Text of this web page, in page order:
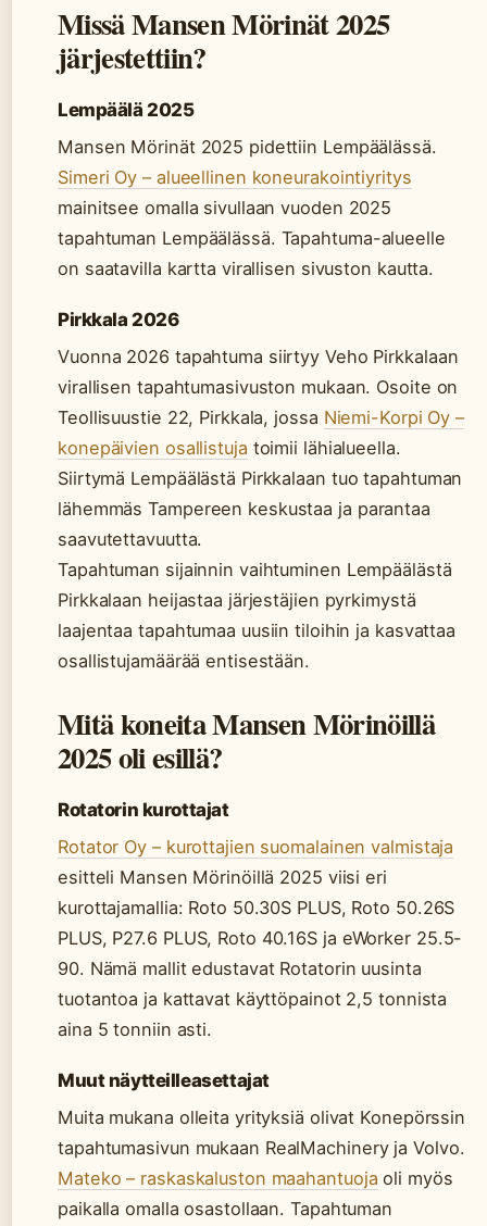
Missä Mansen Mörinät 2025
järjestettiin?
Lempäälä 2025
Mansen Mörinät 2025 pidettiin Lempäälässä.
Simeri Oy – alueellinen koneurakointiyritys
mainitsee omalla sivullaan vuoden 2025
tapahtuman Lempäälässä. Tapahtuma-alueelle
on saatavilla kartta virallisen sivuston kautta.
Pirkkala 2026
Vuonna 2026 tapahtuma siirtyy Veho Pirkkalaan
virallisen tapahtumasivuston mukaan. Osoite on
Teollisuustie 22, Pirkkala, jossa Niemi-Korpi Oy –
konepäivien osallistuja toimii lähialueella.
Siirtymä Lempäälästä Pirkkalaan tuo tapahtuman
lähemmäs Tampereen keskustaa ja parantaa
saavutettavuutta.
Tapahtuman sijainnin vaihtuminen Lempäälästä
Pirkkalaan heijastaa järjestäjien pyrkimystä
laajentaa tapahtumaa uusiin tiloihin ja kasvattaa
osallistujamäärää entisestään.
Mitä koneita Mansen Mörinöillä
2025 oli esillä?
Rotatorin kurottajat
Rotator Oy – kurottajien suomalainen valmistaja
esitteli Mansen Mörinöillä 2025 viisi eri
kurottajamallia: Roto 50.30S PLUS, Roto 50.26S
PLUS, P27.6 PLUS, Roto 40.16S ja eWorker 25.5-
90. Nämä mallit edustavat Rotatorin uusinta
tuotantoa ja kattavat käyttöpainot 2,5 tonnista
aina 5 tonniin asti.
Muut näytteilleasettajat
Muita mukana olleita yrityksiä olivat Konepörssin
tapahtumasivun mukaan RealMachinery ja Volvo.
Mateko – raskaskaluston maahantuoja oli myös
paikalla omalla osastollaan. Tapahtuman